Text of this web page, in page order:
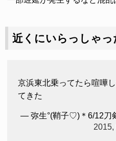
近くにいらっしゃっ
京浜東北乗ってたら喧嘩
てきた
— 弥生°(鞘子♡)＊6/12刀
2015,